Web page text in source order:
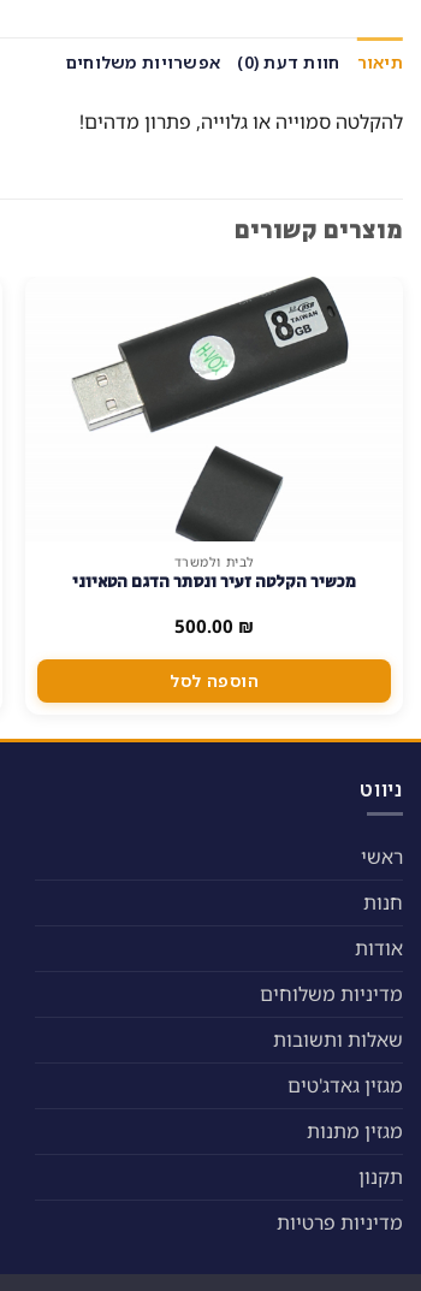
תיאור חוות דעת (0) אפשרויות משלוחים
להקלטה סמוייה או גלוייה, פתרון מדהים!
מוצרים קשורים
לבית ולמשרד
מכשיר הקלטה זעיר ונסתר הדגם הטאיוני
500.00 ₪
הוספה לסל
ניווט
ראשי
חנות
אודות
מדיניות משלוחים
שאלות ותשובות
מגזין גאדג'טים
מגזין מתנות
תקנון
מדיניות פרטיות